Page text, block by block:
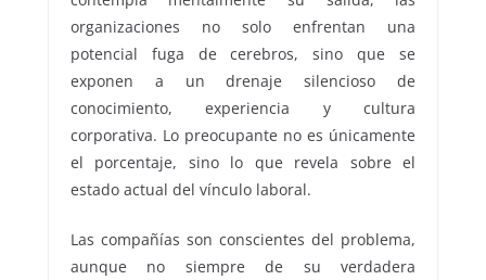
organizaciones no solo enfrentan una
potencial fuga de cerebros, sino que se
exponen a un drenaje silencioso de
conocimiento, experiencia y cultura
corporativa. Lo preocupante no es únicamente
el porcentaje, sino lo que revela sobre el
estado actual del vínculo laboral.
Las compañías son conscientes del problema,
aunque no siempre de su verdadera